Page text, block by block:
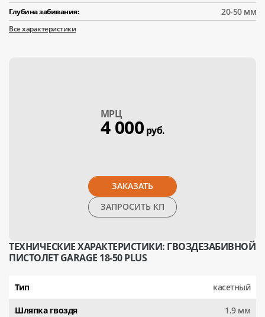
Глубина забивания: 20-50 мм
Все характеристики
МPЦ
4 000 руб.
ЗАКАЗАТЬ
ЗАПРОСИТЬ КП
ТЕХНИЧЕСКИЕ ХАРАКТЕРИСТИКИ: ГВОЗДЕЗАБИВНОЙ
ПИСТОЛЕТ GARAGE 18-50 PLUS
Тип касетный
Шляпка гвоздя 1.9 мм